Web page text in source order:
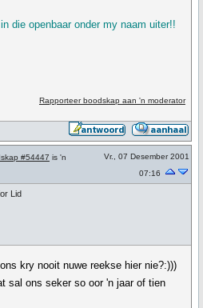
die openbaar onder my naam uiter!!
Rapporteer boodskap aan 'n moderator
#54447 is 'n
Vr., 07 Desember 2001
07:16
Lid
kry nooit nuwe reekse hier nie?:)))
sal ons seker so oor 'n jaar of tien